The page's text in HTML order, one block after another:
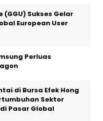
Sukses Gelar
European User
Perluas
di Bursa Efek Hong
Sektor
Pasar Global